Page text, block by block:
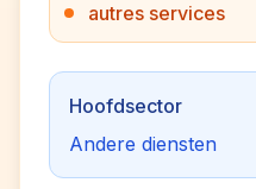
autres services
Hoofdsector
Andere diensten